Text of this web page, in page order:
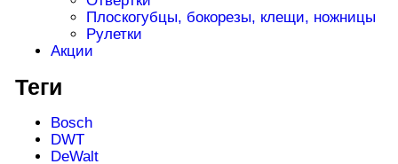
Плоскогубцы, бокорезы, клещи, ножницы
Рулетки
Акции
Теги
Bosch
DWT
DeWalt